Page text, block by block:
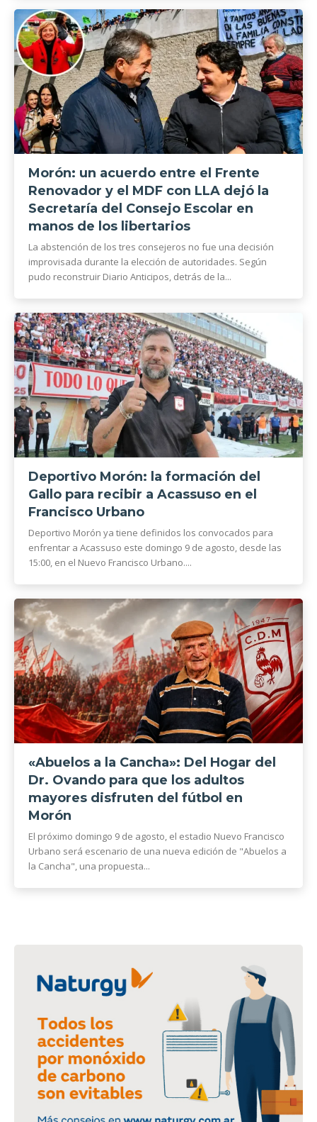
Morón: un acuerdo entre el Frente
Renovador y el MDF con LLA dejó la
Secretaría del Consejo Escolar en
manos de los libertarios
La abstención de los tres consejeros no fue una decisión
improvisada durante la elección de autoridades. Según
pudo reconstruir Diario Anticipos, detrás de la...
Deportivo Morón: la formación del
Gallo para recibir a Acassuso en el
Francisco Urbano
Deportivo Morón ya tiene definidos los convocados para
enfrentar a Acassuso este domingo 9 de agosto, desde las
15:00, en el Nuevo Francisco Urbano....
«Abuelos a la Cancha»: Del Hogar del
Dr. Ovando para que los adultos
mayores disfruten del fútbol en
Morón
El próximo domingo 9 de agosto, el estadio Nuevo Francisco
Urbano será escenario de una nueva edición de "Abuelos a
la Cancha", una propuesta...